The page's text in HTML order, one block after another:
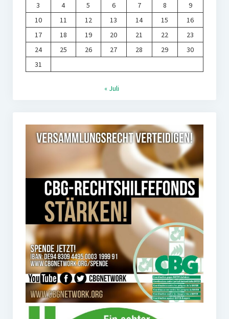
3
4 5 6 7 8
9
10
11 12 13 14 15
16
17
18 19 20 21 22
23
24
25 26 27 28 29
30
31
« Juli